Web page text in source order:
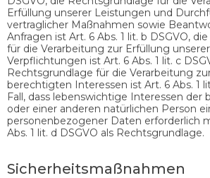
Erfüllung unserer Leistungen und
vertraglicher Maßnahmen sowie
Anfragen ist Art. 6 Abs. 1 lit. b DSGVO,
für die Verarbeitung zur Erfüllung
Verpflichtungen ist Art. 6 Abs. 1 lit. c
Rechtsgrundlage für die Verarbeitung
berechtigten Interessen ist Art. 6 Abs. 1
Fall, dass lebenswichtige Interessen der
oder einer anderen natürlichen Person
personenbezogener Daten erforderlich
Abs. 1 lit. d DSGVO als Rechtsgrundlage.
Sicherheitsmaßnahmen